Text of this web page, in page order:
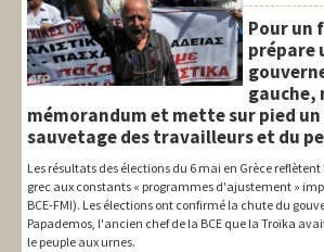
International
Syndical
Thèmes
Pour un
prépare
gauche,
mémorandum et mette sur pied un
sauvetage des travailleurs et du
Les résultats des élections du 6 mai en Grèce
grec aux constants « programmes d'ajustement »
BCE-FMI). Les élections ont confirmé la chute du
Papademos, l'ancien chef de la BCE que la Troïka
le peuple aux urnes.